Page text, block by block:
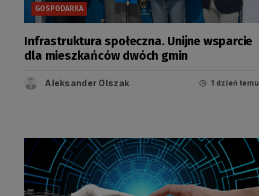
GOSPODARKA
Infrastruktura społeczna. Unijne wsparcie
dla mieszkańców dwóch gmin
Aleksander Olszak 1 dzień temu